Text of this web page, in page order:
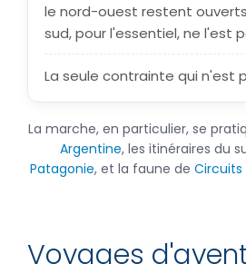
le nord-ouest restent
sud, pour l'essentiel, ne l'est
La seule contrainte qui n'est
La marche, en particulier, se
Argentine, les itinéraires du
Patagonie, et la faune de
Voyages